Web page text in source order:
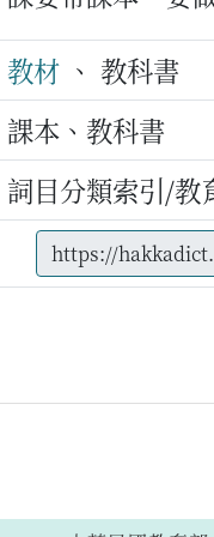
教材 、 教科書
課本、教科書
詞目分類索引/教